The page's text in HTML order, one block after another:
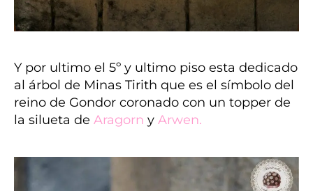
Y por ultimo el 5º y ultimo piso esta dedicado
al árbol de Minas Tirith que es el símbolo del
reino de Gondor coronado con un topper de
la silueta de Aragorn y Arwen.